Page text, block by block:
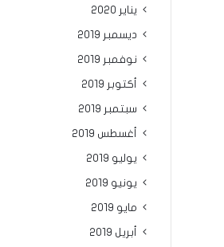
يناير 2020
ديسمبر 2019
نوفمبر 2019
أكتوبر 2019
سبتمبر 2019
أغسطس 2019
يوليو 2019
يونيو 2019
مايو 2019
أبريل 2019